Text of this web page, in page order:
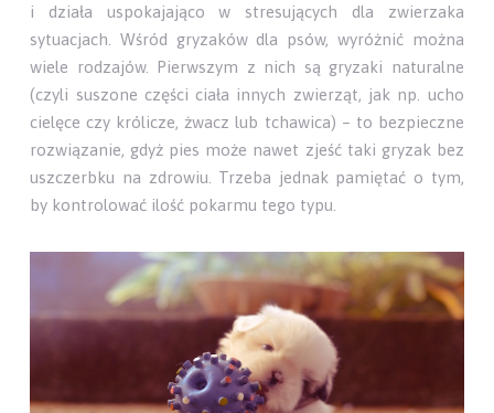
i działa uspokajająco w stresujących dla zwierzaka
sytuacjach. Wśród gryzaków dla psów, wyróżnić można
wiele rodzajów. Pierwszym z nich są gryzaki naturalne
(czyli suszone części ciała innych zwierząt, jak np. ucho
cielęce czy królicze, żwacz lub tchawica) – to bezpieczne
rozwiązanie, gdyż pies może nawet zjeść taki gryzak bez
uszczerbku na zdrowiu. Trzeba jednak pamiętać o tym,
by kontrolować ilość pokarmu tego typu.